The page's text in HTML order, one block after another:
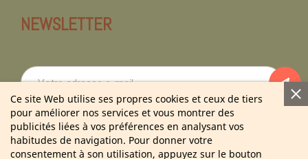
NEWSLETTER
En vous abonnant à notre newsletter vous acceptez notre politique de
confidentialité.
Ce site Web utilise ses propres cookies et ceux de tiers
pour améliorer nos services et vous montrer des
publicités liées à vos préférences en analysant vos
habitudes de navigation. Pour donner votre
consentement à son utilisation, appuyez sur le bouton